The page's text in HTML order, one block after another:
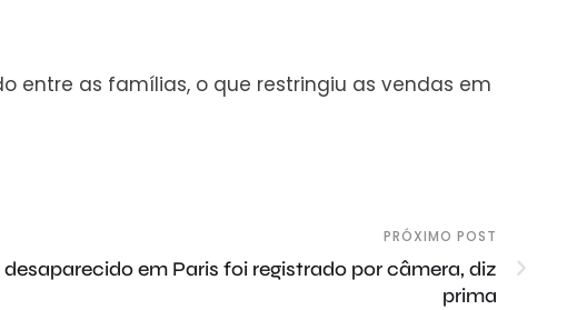
entre as famílias, o que restringiu as vendas em
PRÓXIMO POST
em Paris foi registrado por câmera, diz
prima